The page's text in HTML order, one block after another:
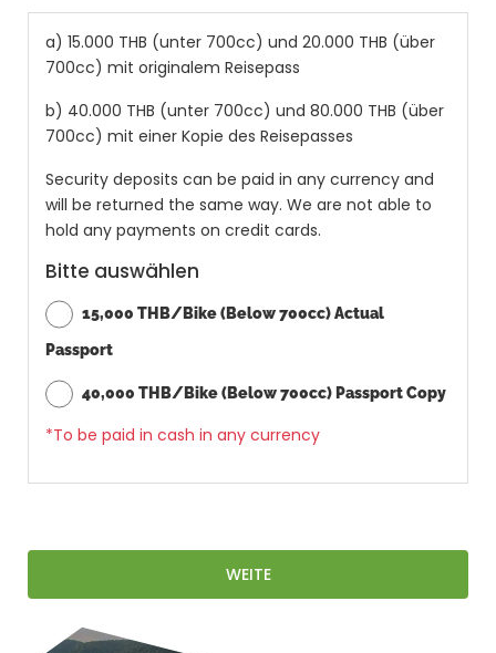
a) 15.000 THB (unter 700cc) und 20.000 THB (über
700cc) mit originalem Reisepass
b) 40.000 THB (unter 700cc) und 80.000 THB (über
700cc) mit einer Kopie des Reisepasses
Security deposits can be paid in any currency and
will be returned the same way. We are not able to
hold any payments on credit cards.
Bitte auswählen
15,000 THB/Bike (Below 700cc) Actual
Passport
40,000 THB/Bike (Below 700cc) Passport Copy
*To be paid in cash in any currency
WEITE